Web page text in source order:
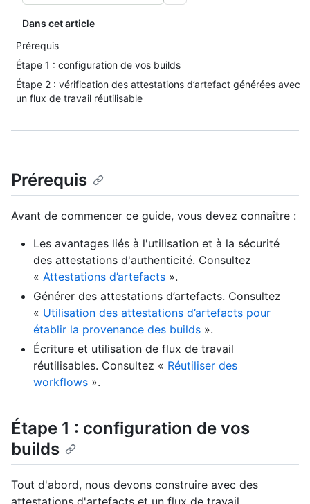
Dans cet article
Prérequis
Étape 1 : configuration de vos builds
Étape 2 : vérification des attestations d’artefact générées avec
un flux de travail réutilisable
Prérequis
Avant de commencer ce guide, vous devez connaître :
Les avantages liés à l'utilisation et à la sécurité
des attestations d'authenticité. Consultez
« Attestations d’artefacts ».
Générer des attestations d’artefacts. Consultez
« Utilisation des attestations d’artefacts pour
établir la provenance des builds ».
Écriture et utilisation de flux de travail
réutilisables. Consultez « Réutiliser des
workflows ».
Étape 1 : configuration de vos
builds
Tout d'abord, nous devons construire avec des